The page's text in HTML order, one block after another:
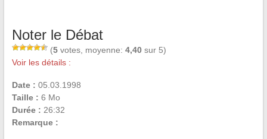
Noter le Débat
(5votes, moyenne: 4,40sur 5)
Voir les détails :
Date : 05.03.1998
Taille : 6 Mo
Durée : 26:32
Remarque :